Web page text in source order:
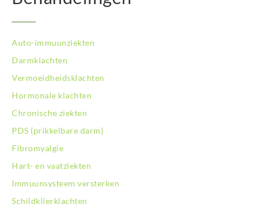
BodySwitch Maastricht
BodySwitch Nieuwegein
BodySwitch Oss
BodySwitch Purmerend
BodySwitch Roosendaal
BodySwitch Rotterdam-Oost
BodySwitch Schiedam
BodySwitch Son en Breugel
BodySwitch Tilburg
BodySwitch Utrecht
Auto-immuunziekten
Darmklachten
Vermoeidheidsklachten
Hormonale klachten
Chronische ziekten
PDS (prikkelbare darm)
Fibromyalgie
Hart- en vaatziekten
Immuunsysteem versterken
Schildklierklachten